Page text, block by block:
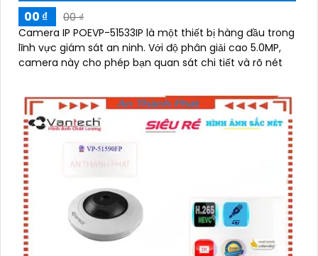
00 ₫
00 ₫
Camera IP POEVP-51533IP là một thiết bị hàng đầu trong
lĩnh vực giám sát an ninh. Với độ phân giải cao 5.0MP,
camera này cho phép bạn quan sát chi tiết và rõ nét